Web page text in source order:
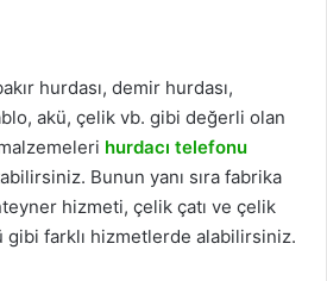
hurdası, demir hurdası,
akü, çelik vb. gibi değerli olan
hurdacı telefonu
Bunun yanı sıra fabrika
hizmeti, çelik çatı ve çelik
farklı hizmetlerde alabilirsiniz.